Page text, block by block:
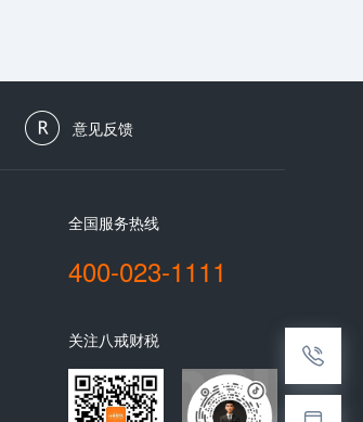
意见反馈
全国服务热线
400-023-1111
关注八戒财税